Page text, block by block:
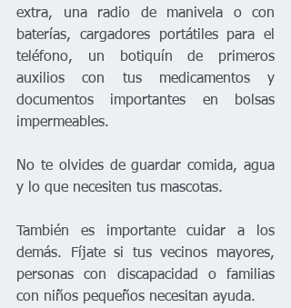
extra, una radio de manivela o con
baterías, cargadores portátiles para el
teléfono, un botiquín de primeros
auxilios con tus medicamentos y
documentos importantes en bolsas
impermeables.
No te olvides de guardar comida, agua
y lo que necesiten tus mascotas.
También es importante cuidar a los
demás. Fíjate si tus vecinos mayores,
personas con discapacidad o familias
con niños pequeños necesitan ayuda.